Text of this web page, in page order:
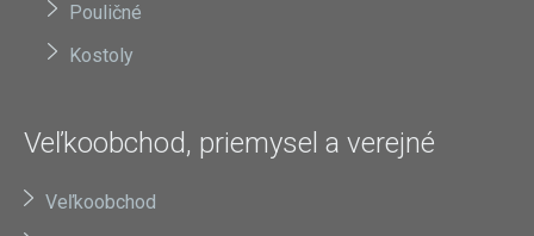
Pouličné
Kostoly
Veľkoobchod, priemysel a verejné
Veľkoobchod